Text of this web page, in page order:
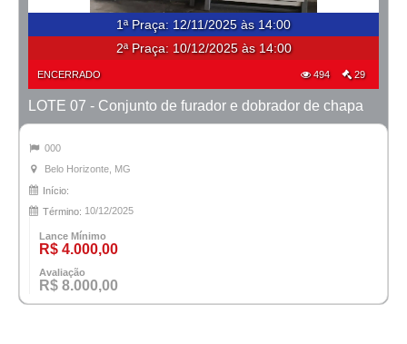
1ª Praça: 12/11/2025 às 14:00
2ª Praça: 10/12/2025 às 14:00
ENCERRADO 494 29
LOTE 07 - Conjunto de furador e dobrador de chapa
000
Belo Horizonte, MG
Início:
Término: 10/12/2025
Lance Mínimo
R$ 4.000,00
Avaliação
R$ 8.000,00